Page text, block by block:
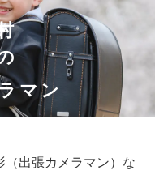
マン
（出張カメラマン）な